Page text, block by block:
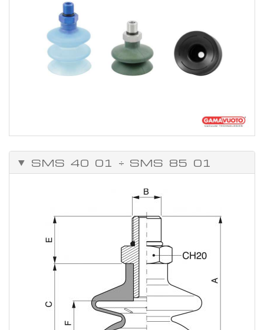
SMS 40 01 ÷ SMS 85 01